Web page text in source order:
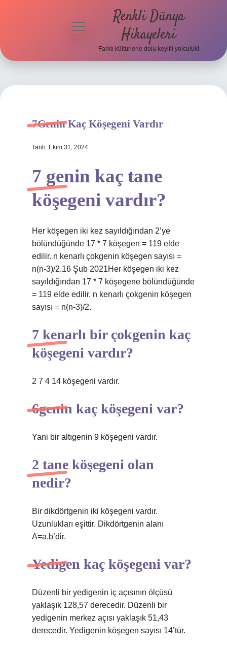
menüyü
Renkli Dünya
Hikayeleri
Farklı kültürlerle dolu keyifli yolculuk!
7Genin Kaç Köşegeni Vardır
Tarih: Ekim 31, 2024
7 genin kaç tane
köşegeni vardır?
Her köşegen iki kez sayıldığından 2’ye
bölündüğünde 17 * 7 köşegen = 119 elde
edilir. n kenarlı çokgenin köşegen sayısı =
n(n-3)/2.16 Şub 2021Her köşegen iki kez
sayıldığından 17 * 7 köşegene bölündüğünde
= 119 elde edilir. n kenarlı çokgenin köşegen
sayısı = n(n-3)/2.
7 kenarlı bir çokgenin kaç
köşegeni vardır?
2 7 4 14 köşegeni vardır.
6genin kaç köşegeni var?
Yani bir altıgenin 9 köşegeni vardır.
2 tane köşegeni olan
nedir?
Bir dikdörtgenin iki köşegeni vardır.
Uzunlukları eşittir. Dikdörtgenin alanı
A=a.b’dir.
Yedigen kaç köşegeni var?
Düzenli bir yedigenin iç açısının ölçüsü
yaklaşık 128,57 derecedir. Düzenli bir
yedigenin merkez açısı yaklaşık 51,43
derecedir. Yedigenin köşegen sayısı 14’tür.